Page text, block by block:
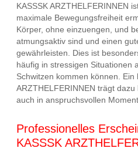
KASSSK ARZTHELFERINNEN
maximale Bewegungsfreiheit
Körper, ohne einzuengen, und
atmungsaktiv sind und einen
gewährleisten. Dies ist
häufig in stressigen Situationen
Schwitzen kommen können. Ein
ARZTHELFERINNEN trägt
auch in anspruchsvollen
Professionelles
KASSSK